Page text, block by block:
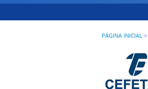
PÁGINA INICIAL >